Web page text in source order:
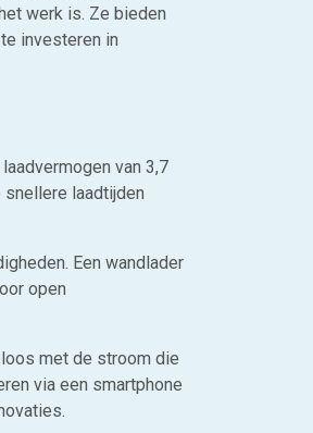
werk is. Ze bieden
investeren in
van 3,7
snellere laadtijden
Een wandlader
open
met de stroom die
via een smartphone